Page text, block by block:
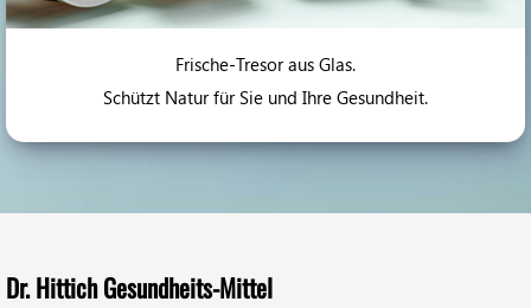
Frische-Tresor aus Glas.
Schützt Natur für Sie und Ihre Gesundheit.
Dr. Hittich Gesundheits-Mittel